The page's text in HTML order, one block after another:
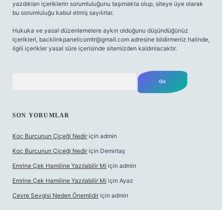
yazdıkları içeriklerin sorumluluğunu taşımakta olup, siteye üye olarak
bu sorumluluğu kabul etmiş sayılırlar.
Hukuka ve yasal düzenlemelere aykırı olduğunu düşündüğünüz
içerikleri, backlinkpanelicomtr@gmail.com adresine bildirmeniz halinde,
ilgili içerikler yasal süre içerisinde sitemizden kaldırılacaktır.
SON YORUMLAR
Koç Burcunun Çiçeği Nedir için admin
Koç Burcunun Çiçeği Nedir için Demirtaş
Emrine Çek Hamiline Yazılabilir Mi için admin
Emrine Çek Hamiline Yazılabilir Mi için Ayaz
Çevre Sevgisi Neden Önemlidir için admin